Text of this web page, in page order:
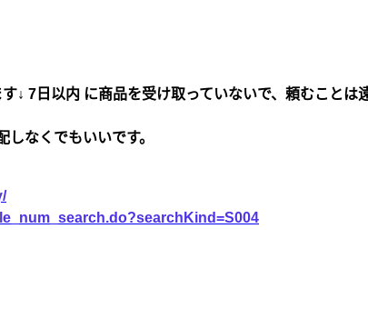
↓ 7日以内 に商品を受け取っていないで、頼むこと
なくでもいいです。